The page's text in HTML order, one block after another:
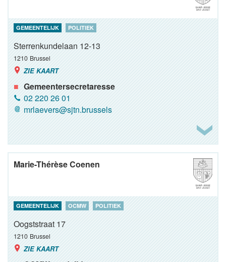
GEMEENTELIJK POLITIEK
Sterrenkundelaan 12-13
1210 Brussel
ZIE KAART
Gemeentersecretaresse
02 220 26 01
mrlaevers@sjtn.brussels
Marie-Thérèse Coenen
GEMEENTELIJK OCMW POLITIEK
Oogststraat 17
1210 Brussel
ZIE KAART